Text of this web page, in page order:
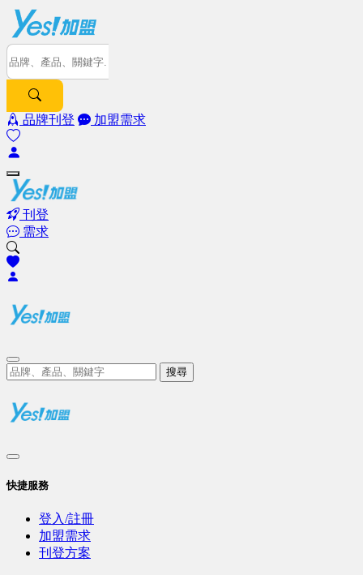
品牌刊登 加盟需求
刊登
需求
搜尋
快捷服務
登入/註冊
加盟需求
刊登方案